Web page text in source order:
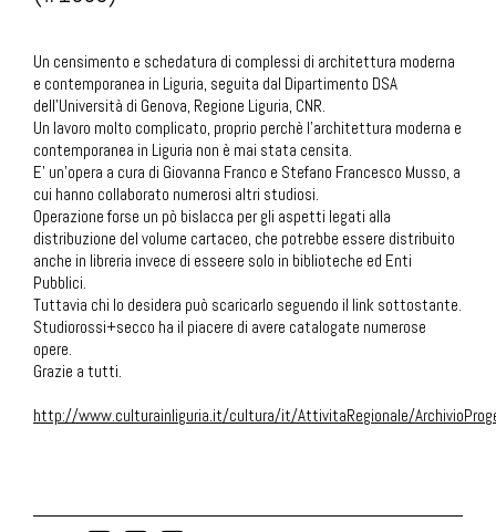
Un censimento e schedatura di complessi di architettura moderna
e contemporanea in Liguria, seguita dal Dipartimento DSA
dell’Università di Genova, Regione Liguria, CNR.
Un lavoro molto complicato, proprio perchè l'architettura moderna e
contemporanea in Liguria non è mai stata censita.
E' un'opera a cura di Giovanna Franco e Stefano Francesco Musso, a
cui hanno collaborato numerosi altri studiosi.
Operazione forse un pò bislacca per gli aspetti legati alla
distribuzione del volume cartaceo, che potrebbe essere distribuito
anche in libreria invece di esseere solo in biblioteche ed Enti
Pubblici.
Tuttavia chi lo desidera può scaricarlo seguendo il link sottostante.
Studiorossi+secco ha il piacere di avere catalogate numerose
opere.
Grazie a tutti.
http://www.culturainliguria.it/cultura/it/AttivitaRegionale/